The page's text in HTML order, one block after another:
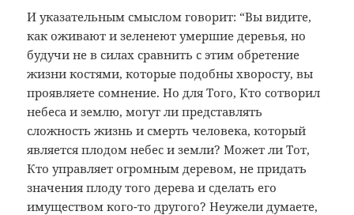
И указательным смыслом говорит: “Вы видите,
как оживают и зеленеют умершие деревья, но
будучи не в силах сравнить с этим обретение
жизни костями, которые подобны хворосту, вы
проявляете сомнение. Но для Того, Кто сотворил
небеса и землю, могут ли представлять
сложность жизнь и смерть человека, который
является плодом небес и земли? Может ли Тот,
Кто управляет огромным деревом, не придать
значения плоду того дерева и сделать его
имуществом кого-то другого? Неужели думаете,